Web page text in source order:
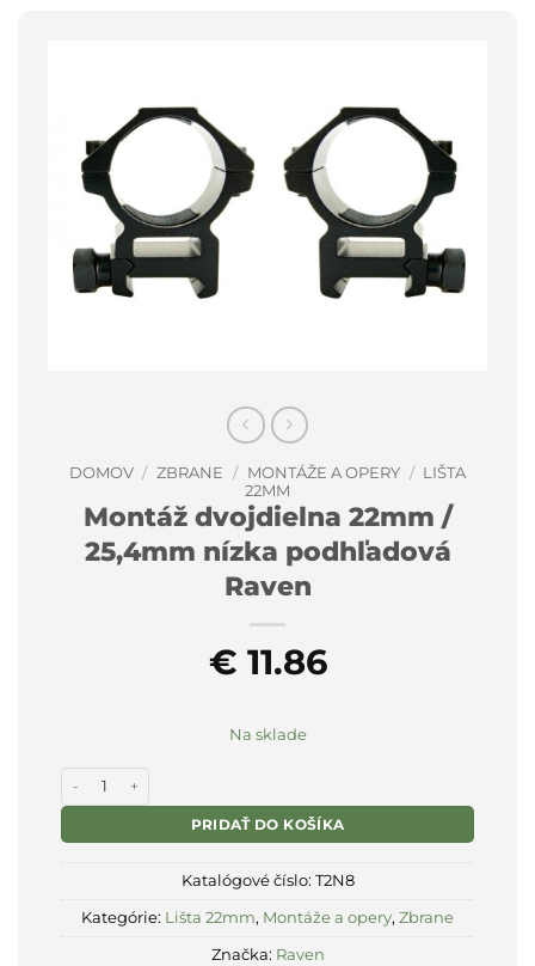
DOMOV / ZBRANE / MONTÁŽE A OPERY / LIŠTA
22MM
Montáž dvojdielna 22mm /
25,4mm nízka podhľadová
Raven
€ 11.86
Na sklade
PRIDAŤ DO KOŠÍKA
Katalógové číslo: T2N8
Kategórie: Lišta 22mm, Montáže a opery, Zbrane
Značka: Raven